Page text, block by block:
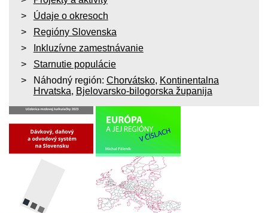
Údaje o okresoch
Regióny Slovenska
Inkluzívne zamestnávanie
Starnutie populácie
Náhodný región: Chorvátsko, Kontinentalna
Hrvatska, Bjelovarsko-bilogorska županija